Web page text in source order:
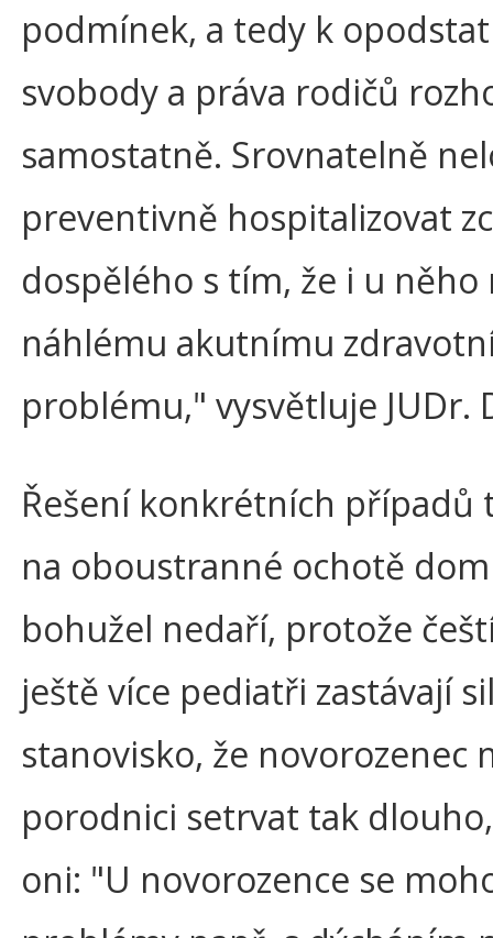
podmínek, a tedy k
svobody a práva rodičů
samostatně. Srovnatelně
preventivně hospitalizovat
dospělého s tím, že i u
náhlému akutnímu
problému," vysvětluje JUDr.
Řešení konkrétních případů
na oboustranné ochotě
bohužel nedaří, protože
ještě více pediatři zastávají
stanovisko, že novorozenec
porodnici setrvat tak
oni: "U novorozence se